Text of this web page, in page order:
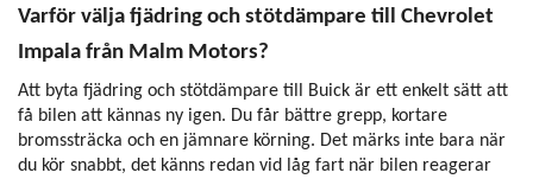
Varför välja fjädring och stötdämpare till Chevrolet
Impala från Malm Motors?
Att byta fjädring och stötdämpare till Buick är ett enkelt sätt att
få bilen att kännas ny igen. Du får bättre grepp, kortare
bromssträcka och en jämnare körning. Det märks inte bara när
du kör snabbt, det känns redan vid låg fart när bilen reagerar